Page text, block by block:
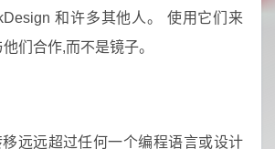
和许多其他人。 使用它们来
们合作,而不是镜子。
远远超过任何一个编程语言或设计